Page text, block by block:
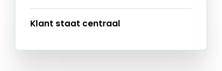
Klant staat centraal